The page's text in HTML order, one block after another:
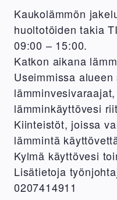
Santasalo.
Kaukolämmön
huoltotöiden takia
09:00 – 15:00.
Katkon aikana
Useimmissa
lämminkäyttövesi
Kiinteistöt, joissa
lämmintä
Kylmä käyttövesi
Lisätietoja
0207414911